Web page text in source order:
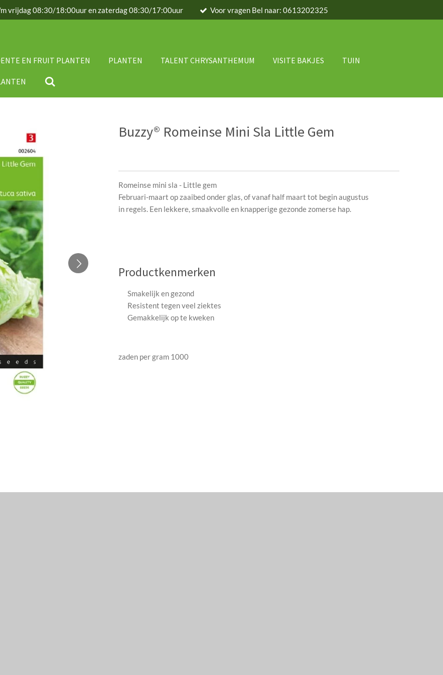
m vrijdag 08:30/18:00uur en zaterdag 08:30/17:00uur Voor vragen Bel naar: 0613202325
EN FRUIT PLANTEN PLANTEN TALENT CHRYSANTHEMUM VISITE BAKJES TUIN
Buzzy® Romeinse Mini Sla Little Gem
Romeinse mini sla - Little gem
Februari-maart op zaaibed onder glas, of vanaf half maart tot begin augustus
in regels. Een lekkere, smaakvolle en knapperige gezonde zomerse hap.
Productkenmerken
Smakelijk en gezond
Resistent tegen veel ziektes
Gemakkelijk op te kweken
zaden per gram 1000